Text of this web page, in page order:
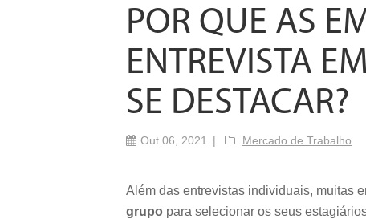
POR QUE AS
ENTREVISTA
SE DESTACAR?
Out 06, 2021 Mercado de Trabalho
Além das entrevistas individuais, muitas
grupo para selecionar os seus